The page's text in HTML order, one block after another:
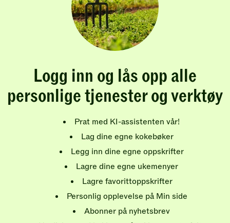
Logg inn og lås opp alle
personlige tjenester og verktøy
Prat med KI-assistenten vår!
Lag dine egne kokebøker
Legg inn dine egne oppskrifter
Lagre dine egne ukemenyer
Lagre favorittoppskrifter
Personlig opplevelse på Min side
Abonner på nyhetsbrev